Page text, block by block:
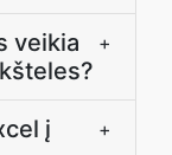
veikia
+
į
+